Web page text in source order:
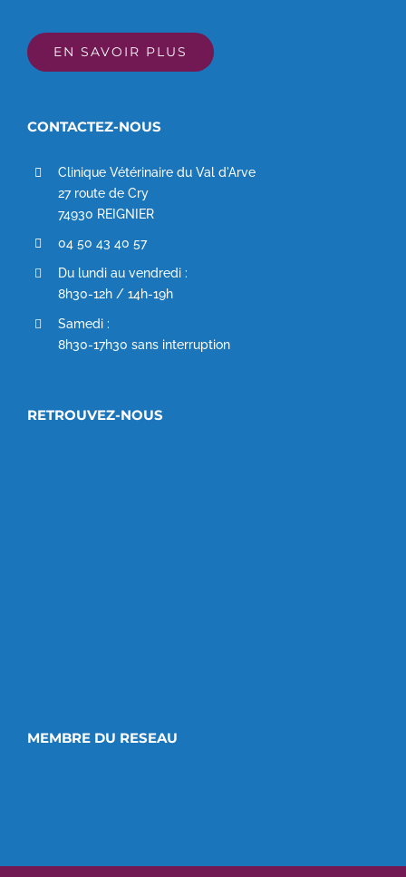
EN SAVOIR PLUS
CONTACTEZ-NOUS
Clinique Vétérinaire du Val d'Arve
27 route de Cry
74930 REIGNIER
04 50 43 40 57
Du lundi au vendredi :
8h30-12h / 14h-19h
Samedi :
8h30-17h30 sans interruption
RETROUVEZ-NOUS
MEMBRE DU RESEAU